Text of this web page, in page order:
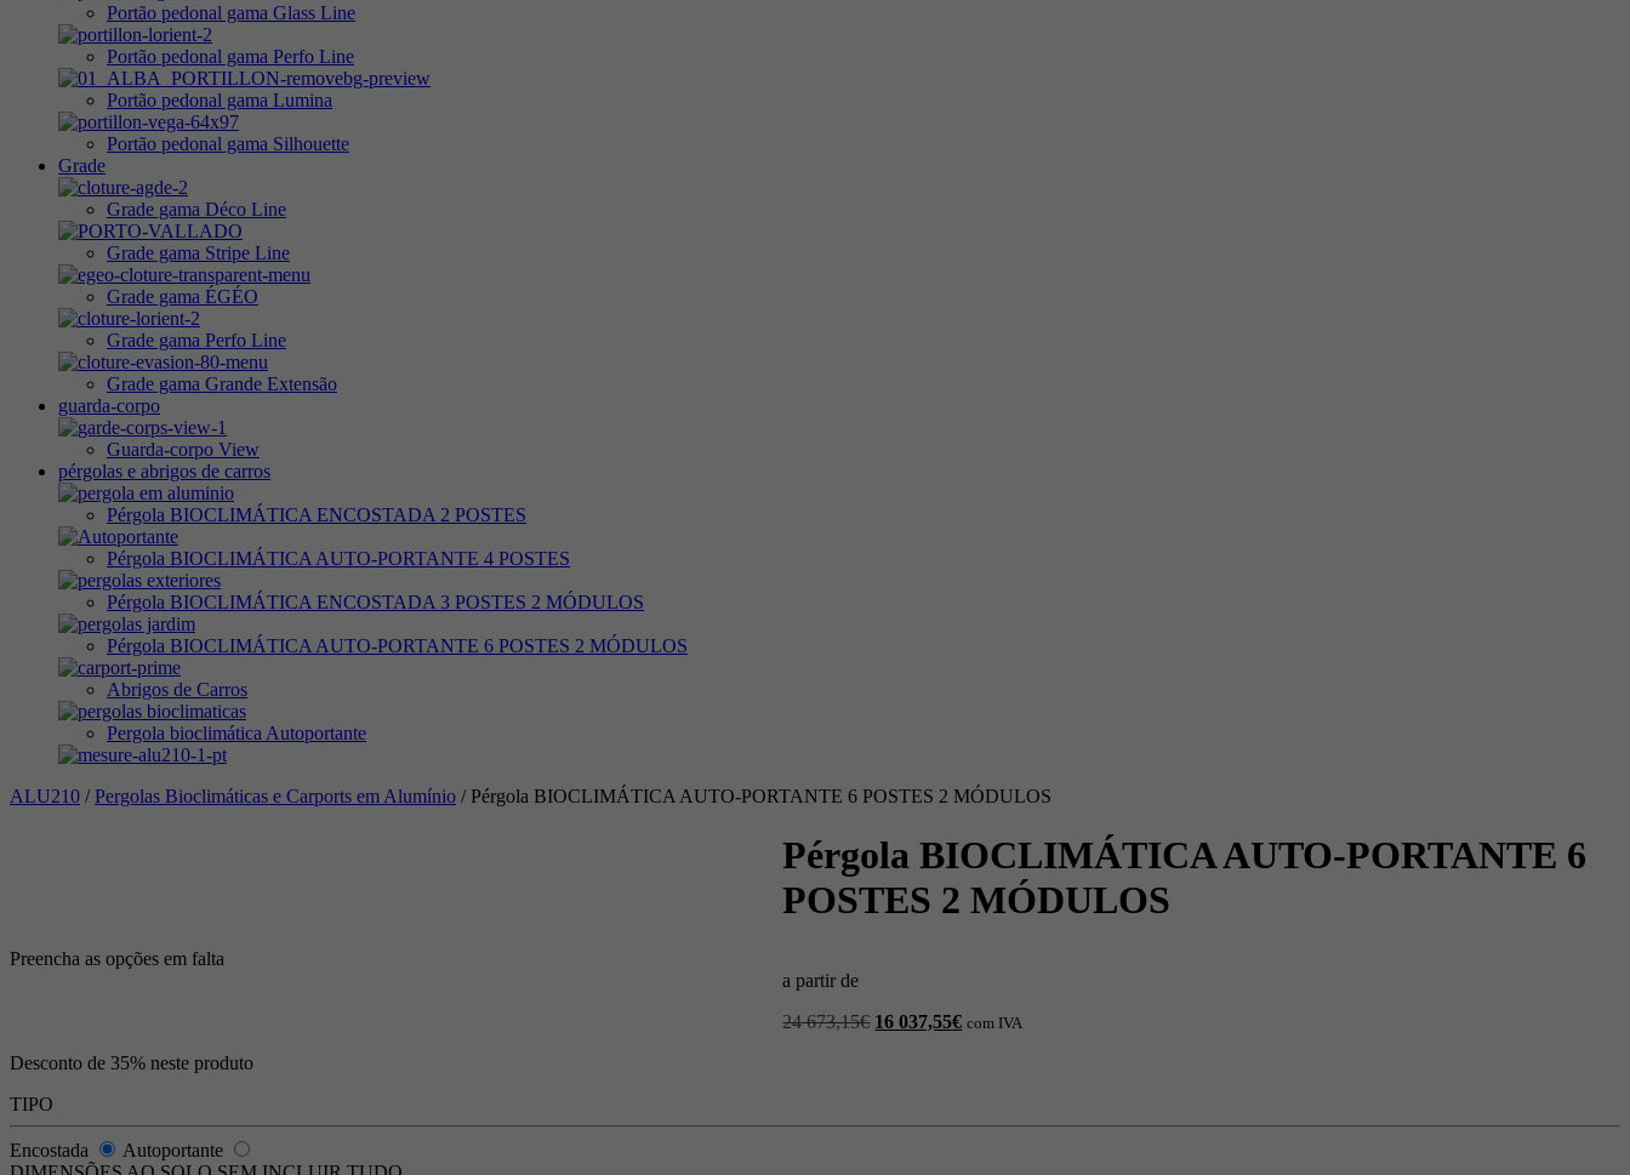
Portão pedonal gama Glass Line
Portão pedonal gama Perfo Line
Portão pedonal gama Lumina
Portão pedonal gama Silhouette
Grade
Grade gama Déco Line
Grade gama Stripe Line
Grade gama ÉGÉO
Grade gama Perfo Line
Grade gama Grande Extensão
guarda-corpo
Guarda-corpo View
pérgolas e abrigos de carros
Pérgola BIOCLIMÁTICA ENCOSTADA 2 POSTES
Pérgola BIOCLIMÁTICA AUTO-PORTANTE 4 POSTES
Pérgola BIOCLIMÁTICA ENCOSTADA 3 POSTES 2 MÓDULOS
Pérgola BIOCLIMÁTICA AUTO-PORTANTE 6 POSTES 2 MÓDULOS
Abrigos de Carros
Pergola bioclimática Autoportante
ALU210 /Pergolas Bioclimáticas e Carports em Alumínio / Pérgola BIOCLIMÁTICA AUTO-PORTANTE 6 POSTES 2 MÓDULOS
Pérgola BIOCLIMÁTICA AUTO-PORTANTE 6
POSTES 2 MÓDULOS
Preencha as opções em falta
a partir de
24 673,15€ O
673,15€.
16 037,55€O
037,55€.
com IVA
Desconto de 35% neste produto
TIPO
Encostada
Autoportante